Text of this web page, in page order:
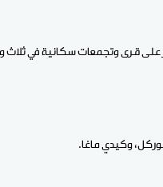
على قرى وتجمعات سكانية في ثلاث
وكيدي ماغا.